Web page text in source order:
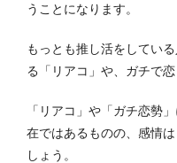
うことになります。
もっとも推し活をしてい
る「リアコ」や、ガチで
「リアコ」や「ガチ恋勢
在ではあるものの、感情
しょう。